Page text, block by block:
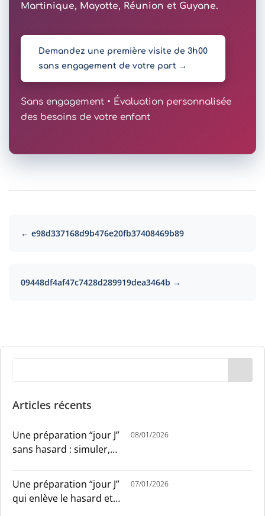
Martinique, Mayotte, Réunion et Guyane.
Demandez une première visite de 3h00
sans engagement de votre part →
Sans engagement • Évaluation personnalisée
des besoins de votre enfant
← e98d337168d9b476e20fb37408469b89
09448df4af47c7428d289919dea3464b →
Articles récents
Une préparation “jour J”
sans hasard : simuler,
08/01/2026
Une préparation “jour J”
qui enlève le hasard et
07/01/2026